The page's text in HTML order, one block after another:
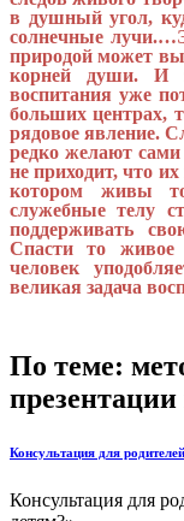
в душный угол,
солнечные
природой может
корней души. И
воспитания уже
больших центрах,
рядовое явление.
редко желают
не приходит, что
котором живы
служебные телу
поддерживать
Спасти то живое
человек
великая задача
По теме:
Консультация для
Консультация для